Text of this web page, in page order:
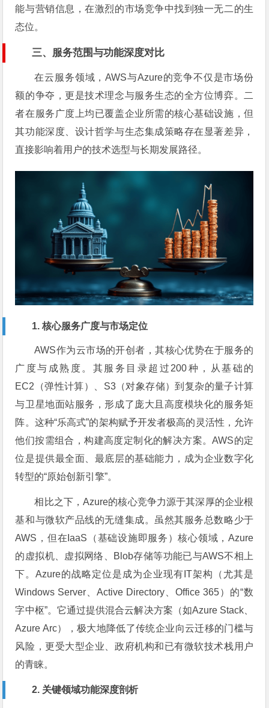
能与营销信息，在激烈的市场竞争中找到独一无二的生
态位。
三、服务范围与功能深度对比
在云服务领域，AWS与Azure的竞争不仅是市场份
额的争夺，更是技术理念与服务生态的全方位博弈。二
者在服务广度上均已覆盖企业所需的核心基础设施，但
其功能深度、设计哲学与生态集成策略存在显著差异，
直接影响着用户的技术选型与长期发展路径。
1. 核心服务广度与市场定位
AWS作为云市场的开创者，其核心优势在于服务的
广度与成熟度。其服务目录超过200种，从基础的
EC2（弹性计算）、S3（对象存储）到复杂的量子计算
与卫星地面站服务，形成了庞大且高度模块化的服务矩
阵。这种“乐高式”的架构赋予开发者极高的灵活性，允许
他们按需组合，构建高度定制化的解决方案。AWS的定
位是提供最全面、最底层的基础能力，成为企业数字化
转型的“原始创新引擎”。
相比之下，Azure的核心竞争力源于其深厚的企业根
基和与微软产品线的无缝集成。虽然其服务总数略少于
AWS，但在IaaS（基础设施即服务）核心领域，Azure
的虚拟机、虚拟网络、Blob存储等功能已与AWS不相上
下。Azure的战略定位是成为企业现有IT架构（尤其是
Windows Server、Active Directory、Office 365）的“数
字中枢”。它通过提供混合云解决方案（如Azure Stack、
Azure Arc），极大地降低了传统企业向云迁移的门槛与
风险，更受大型企业、政府机构和已有微软技术栈用户
的青睐。
2. 关键领域功能深度剖析